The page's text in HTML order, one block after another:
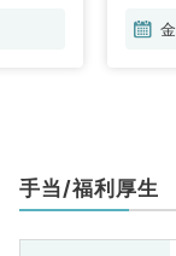
金
手当/福利厚生